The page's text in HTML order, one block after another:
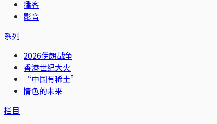
播客
影音
系列
2026伊朗战争
香港世纪大火
“中国有稀土”
情色的未来
栏目